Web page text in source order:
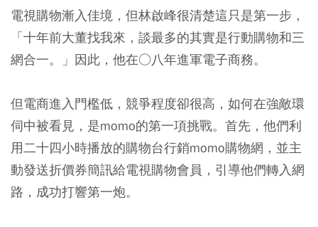
電視購物漸入佳境，但林啟峰很清楚這只是第一步，
「十年前大董找我來，談最多的其實是行動購物和三
網合一。」因此，他在○八年進軍電子商務。
但電商進入門檻低，競爭程度卻很高，如何在強敵環
伺中被看見，是momo的第一項挑戰。首先，他們利
用二十四小時播放的購物台行銷momo購物網，並主
動發送折價券簡訊給電視購物會員，引導他們轉入網
路，成功打響第一炮。